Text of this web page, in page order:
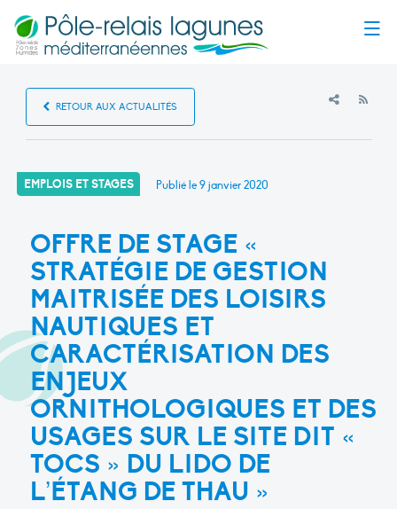
RETOUR AUX ACTUALITÉS
EMPLOIS ET STAGES Publié le9 janvier 2020
OFFRE DE STAGE «
STRATÉGIE DE GESTION
MAITRISÉE DES LOISIRS
NAUTIQUES ET
CARACTÉRISATION DES
ENJEUX
ORNITHOLOGIQUES ET DES
USAGES SUR LE SITE DIT «
TOCS » DU LIDO DE
L’ÉTANG DE THAU »